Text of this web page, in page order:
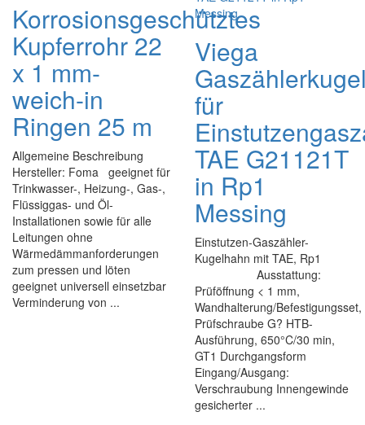
Korrosionsgeschütztes
Kupferrohr 22
x 1 mm-
weich-in
Ringen 25 m
Allgemeine Beschreibung
Hersteller: Foma geeignet für
Trinkwasser-, Heizung-, Gas-,
Flüssiggas- und Öl-
Installationen sowie für alle
Leitungen ohne
Wärmedämmanforderungen
zum pressen und löten
geeignet universell einsetzbar
Verminderung von ...
Viega
für
TAE G21121T
in Rp1
Messing
Einstutzen-Gaszähler-
Kugelhahn mit TAE, Rp1
Ausstattung:
Prüföffnung < 1 mm,
Wandhalterung/Befestigungsset,
Prüfschraube G? HTB-
Ausführung, 650°C/30 min,
GT1 Durchgangsform
Eingang/Ausgang:
Verschraubung Innengewinde
gesicherter ...